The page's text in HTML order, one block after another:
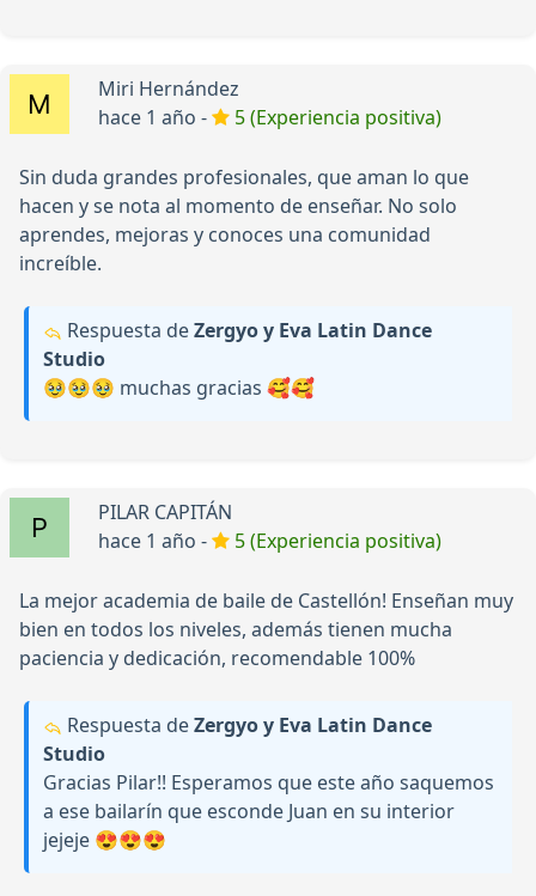
Miri Hernández
hace 1 año -
5 (Experiencia positiva)
Sin duda grandes profesionales, que aman lo que
hacen y se nota al momento de enseñar. No solo
aprendes, mejoras y conoces una comunidad
increíble.
Respuesta deZergyo y Eva Latin Dance
Studio
🥹🥹🥹 muchas gracias 🥰🥰
PILAR CAPITÁN
hace 1 año -
5 (Experiencia positiva)
La mejor academia de baile de Castellón! Enseñan muy
bien en todos los niveles, además tienen mucha
paciencia y dedicación, recomendable 100%
Respuesta deZergyo y Eva Latin Dance
Studio
Gracias Pilar!! Esperamos que este año saquemos
a ese bailarín que esconde Juan en su interior
jejeje 😍😍😍